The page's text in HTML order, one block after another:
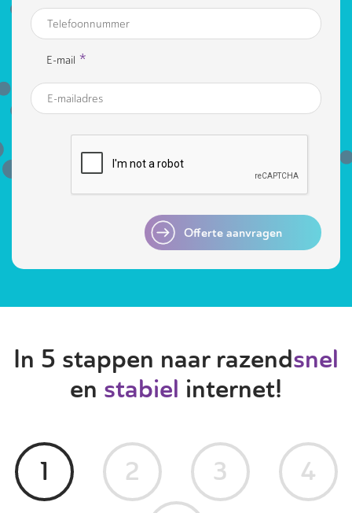
E-mail *
Offerte aanvragen
In 5 stappen naar razendsnel
en stabiel internet!
1 2 3
4